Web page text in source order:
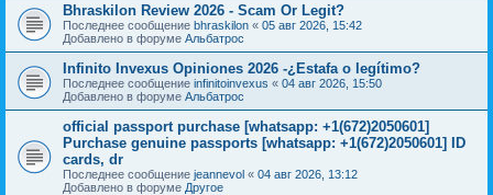
Bhraskilon Review 2026 - Scam Or Legit?
Последнее сообщение bhraskilon « 05 авг 2026, 15:42
Добавлено в форуме Альбатрос
Infinito Invexus Opiniones 2026 -¿Estafa o legítimo?
Последнее сообщение infinitoinvexus « 04 авг 2026, 15:50
Добавлено в форуме Альбатрос
official passport purchase [whatsapp: +1(672)2050601]
Purchase genuine passports [whatsapp: +1(672)2050601] ID
cards, dr
Последнее сообщение jeannevol « 04 авг 2026, 13:12
Добавлено в форуме Другое